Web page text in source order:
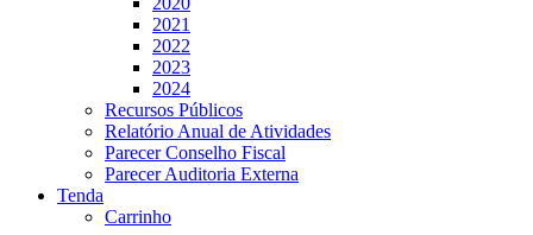
2021
2022
2023
2024
Recursos Públicos
Relatório Anual de Atividades
Parecer Conselho Fiscal
Parecer Auditoria Externa
Tenda
Carrinho